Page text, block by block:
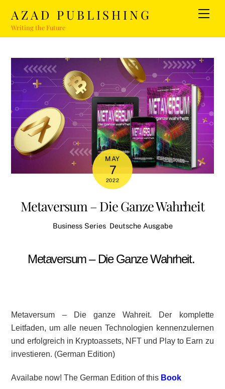
content
AZAD PUBLISHING
Writing the Future
MAY
7
2022
Metaversum – Die Ganze Wahrheit
Business Series, Deutsche Ausgabe
Metaversum – Die Ganze Wahrheit.
Metaversum – Die ganze Wahreit. Der komplette
Leitfaden, um alle neuen Technologien kennenzulernen
und erfolgreich in Kryptoassets, NFT und Play to Earn zu
investieren. (German Edition)
Availabe now! The German Edition of this Book